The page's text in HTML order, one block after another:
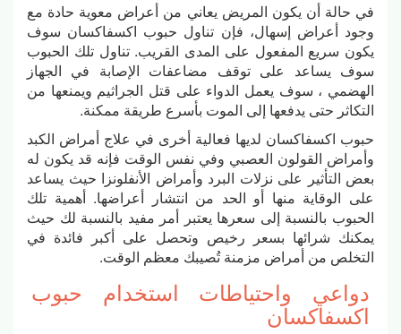
في حالة أن يكون المريض يعاني من أعراض معوية حادة مع
وجود أعراض إسهال، فإن تناول حبوب اكسفاكسان سوف
يكون سريع المفعول على المدى القريب. تناول تلك الحبوب
سوف يساعد على توقف مضاعفات الإصابة في الجهاز
الهضمي ، سوف يعمل الدواء على قتل الجراثيم ويمنعها من
التكاثر حتى يدفعها إلى الموت بأسرع طريقة ممكنة.
حبوب اكسفاكسان لديها فعالية أخرى في علاج أمراض الكبد
وأمراض القولون العصبي وفي نفس الوقت فإنه قد يكون له
بعض التأثير على نزلات البرد وأمراض الأنفلونزا حيث يساعد
على الوقاية منها أو الحد من انتشار أعراضها. أهمية تلك
الحبوب بالنسبة إلى سعرها يعتبر أمر مفيد بالنسبة لك حيث
يمكنك شرائها بسعر رخيص وتحصل على أكبر فائدة في
التخلص من أمراض مزمنة تُصيبك معظم الوقت.
دواعي واحتياطات استخدام حبوب
اكسفاكسان